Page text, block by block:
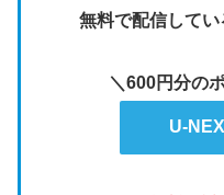
無料で配信して
＼600円分の
U-